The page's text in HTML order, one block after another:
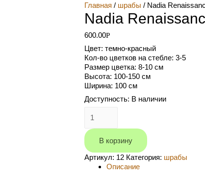
Главная / шрабы / Nadia
Nadia
600.00Р
Цвет: темно-красный
Кол-во цветков на стебле: 3-5
Размер цветка: 8-10 см
Высота: 100-150 см
Ширина: 100 см
Доступность: В наличии
Nadia
Renaissance
(Надя
Ренессанс)
В корзину
Артикул: 12 Категория: шрабы
Описание